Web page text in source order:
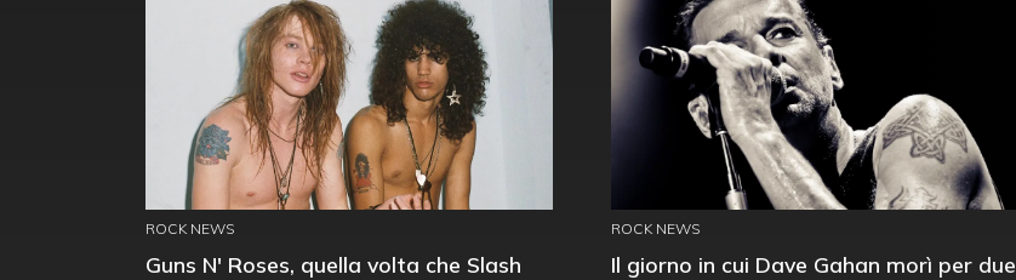
ROCK NEWS
Guns N' Roses, quella volta che Slash
ROCK NEWS
Il giorno in cui Dave Gahan morì per due